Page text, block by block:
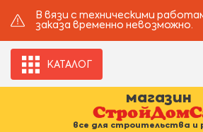
В вязи с техническими
заказа временно невозможно.
КАТАЛОГ
магазин
все для строительства и